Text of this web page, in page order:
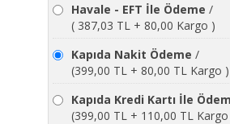
Havale - EFT İle Ödeme /
( 387,03 TL + 80,00 Kargo )
Kapıda Nakit Ödeme /
(399,00 TL + 80,00 TL Kargo )
Kapıda Kredi Kartı İle
(399,00 TL + 110,00 TL